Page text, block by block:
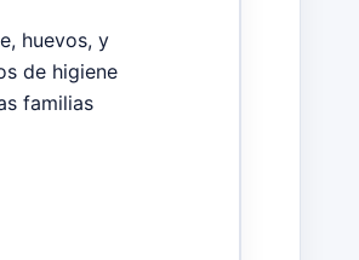
huevos, y
de higiene
familias